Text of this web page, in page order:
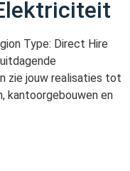
Type: Direct Hire
zie jouw realisaties tot
kantoorgebouwen en